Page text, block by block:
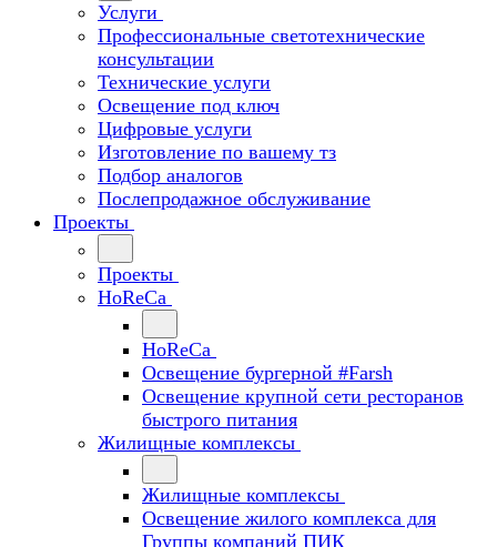
Услуги
Профессиональные светотехнические
консультации
Технические услуги
Освещение под ключ
Цифровые услуги
Изготовление по вашему тз
Подбор аналогов
Послепродажное обслуживание
Проекты
Проекты
HoReCa
HoReCa
Освещение бургерной #Farsh
Освещение крупной сети ресторанов
быстрого питания
Жилищные комплексы
Жилищные комплексы
Освещение жилого комплекса для
Группы компаний ПИК